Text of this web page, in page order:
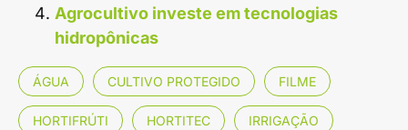
Agrocultivo investe em tecnologias
hidropônicas
ÁGUA CULTIVO PROTEGIDO FILME
HORTIFRÚTI HORTITEC IRRIGAÇÃO